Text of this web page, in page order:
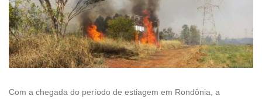
Com a chegada do período de estiagem em Rondônia, a